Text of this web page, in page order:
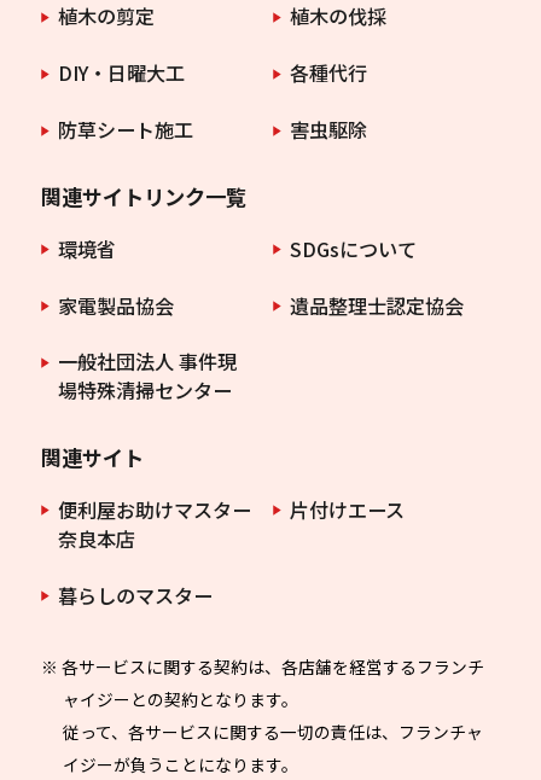
植木の剪定
植木の伐採
DIY・日曜大工
各種代行
防草シート施工
害虫駆除
関連サイトリンク一覧
環境省
SDGsについて
家電製品協会
遺品整理士認定協会
一般社団法人 事件現
場特殊清掃センター
関連サイト
便利屋お助けマスター
奈良本店
片付けエース
暮らしのマスター
※ 各サービスに関する契約は、各店舗を経営するフランチ
ャイジーとの契約となります。
従って、各サービスに関する一切の責任は、フランチャ
イジーが負うことになります。